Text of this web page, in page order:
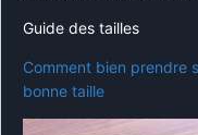
Guide des tailles
Comment bien prendre
bonne taille